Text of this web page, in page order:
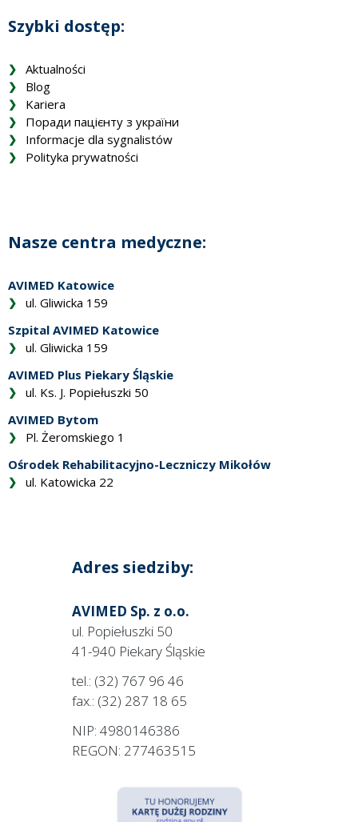
Szybki dostęp:
Aktualności
Blog
Kariera
Поради пацієнту з україни
Informacje dla sygnalistów
Polityka prywatności
Nasze centra medyczne:
AVIMED Katowice
ul. Gliwicka 159
Szpital AVIMED Katowice
ul. Gliwicka 159
AVIMED Plus Piekary Śląskie
ul. Ks. J. Popiełuszki 50
AVIMED Bytom
Pl. Żeromskiego 1
Ośrodek Rehabilitacyjno-Leczniczy Mikołów
ul. Katowicka 22
Adres siedziby:
AVIMED Sp. z o.o.
ul. Popiełuszki 50
41-940 Piekary Śląskie
tel.: (32) 767 96 46
fax.: (32) 287 18 65
NIP: 4980146386
REGON: 277463515